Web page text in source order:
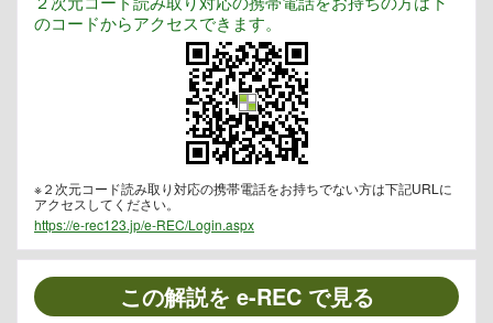
のコードからアクセスできます。
※２次元コード読み取り対応の携帯電話をお持ちでない方は下記URLに
アクセスしてください。
https://e-rec123.jp/e-REC/Login.aspx
この解説を e-REC で見る